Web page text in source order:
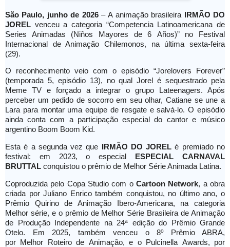
São Paulo, junho de 2026– A animação brasileira
IRMÃO DO
JOREL venceu a categoria “Competencia
Latinoamericana de
Series Animadas (Niños Mayores de 6 Años)” no Festival
Internacional de Animação Chilemonos, na última sexta-feira
(29).
O reconhecimento veio com o episódio “Jorelovers Forever”
(temporada 5, episódio 13), no qual Jorel é sequestrado pela
Meme TV e forçado a integrar o grupo Lateenagers. Após
perceber um pedido de socorro em seu olhar, Catiane se une a
Lara para montar uma equipe de resgate e salvá-lo. O episódio
ainda conta com a participação especial do cantor e músico
argentino Boom Boom Kid.
Esta é a segunda vez que IRMÃO DO JORELé premiado no
festival: em 2023, o especial
ESPECIAL CARNAVAL
BRUTTAL conquistou o prêmio de Melhor Série Animada Latina.
Coproduzida pelo Copa Studio com oCartoon Network, a obra
criada por Juliano Enrico também conquistou, no último ano, o
Prêmio Quirino de Animação Ibero-Americana, na categoria
Melhor série, e o prêmio de Melhor Série Brasileira de Animação
de Produção Independente na 24ª edição do Prêmio Grande
Otelo. Em 2025, também venceu o 8º Prêmio ABRA,
por Melhor Roteiro de Animação, e o Pulcinella Awards, por